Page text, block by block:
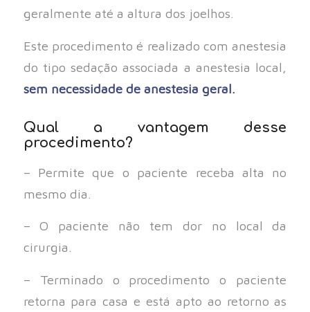
geralmente até a altura dos joelhos.
Este procedimento é realizado com anestesia
do tipo sedação associada a anestesia local,
sem necessidade de anestesia geral.
Qual a vantagem desse
procedimento?
– Permite que o paciente receba alta no
mesmo dia.
– O paciente não tem dor no local da
cirurgia.
– Terminado o procedimento o paciente
retorna para casa e está apto ao retorno as